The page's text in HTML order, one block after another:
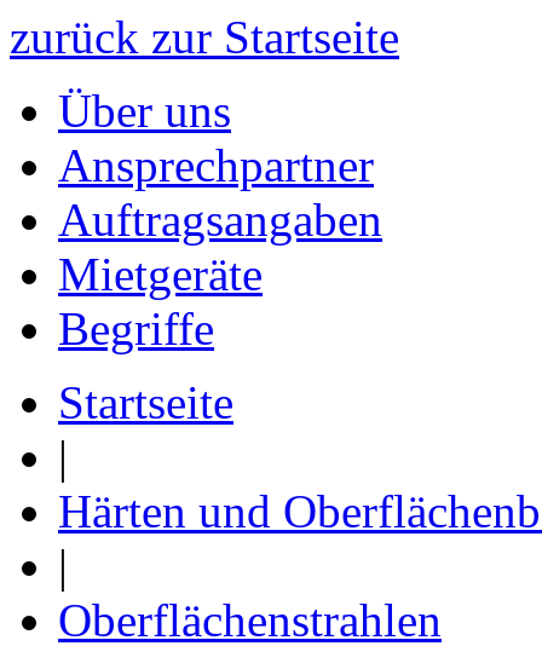
zurück zur Startseite
Über uns
Ansprechpartner
Auftragsangaben
Mietgeräte
Begriffe
Startseite
|
Härten und
|
Oberflächenstrahlen